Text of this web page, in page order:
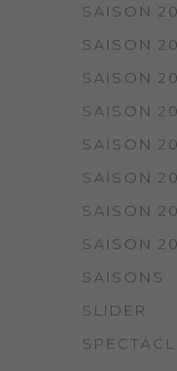
SAISON
SAISON
SAISON
SAISON
SAISON
SAISON
SAISON
SAISON
SAISONS
SLIDER